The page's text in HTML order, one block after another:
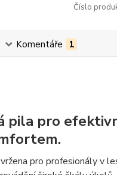
Číslo
Komentáře 1
pila pro
pro profesionály v